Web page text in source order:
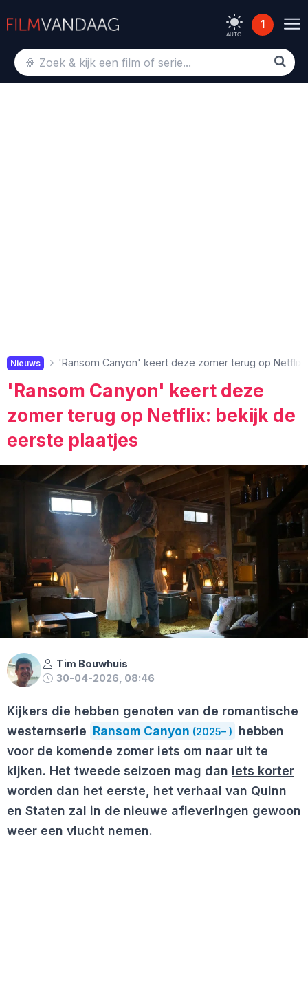
AUTO
1
Nieuws 'Ransom Canyon' keert deze zomer terug op
'Ransom Canyon' keert deze
zomer terug op Netflix: bekijk de
eerste plaatjes
Tim Bouwhuis
30-04-2026, 08:46
Kijkers die hebben genoten van de romantische
westernserie Ransom Canyon (2025– )
hebben
voor de komende zomer iets om naar uit te
kijken. Het tweede seizoen mag dan iets korter
worden dan het eerste, het verhaal van Quinn
en Staten zal in de nieuwe afleveringen gewoon
weer een vlucht nemen.